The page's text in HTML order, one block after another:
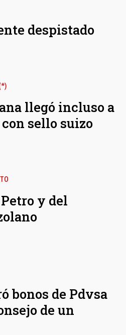
despistado
llegó incluso a
sello suizo
y del
bonos de Pdvsa
de un